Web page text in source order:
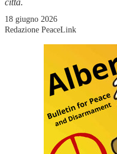
città.
18 giugno 2026
Redazione PeaceLink